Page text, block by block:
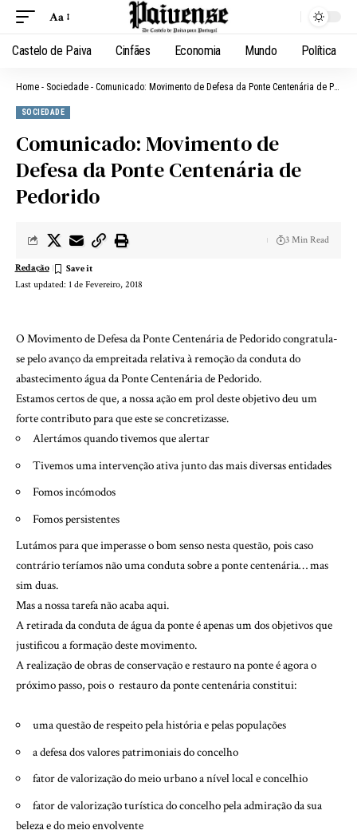
Aa
Castelo de Paiva Cinfães Economia Mundo Política
Home - Sociedade - Comunicado: Movimento de Defesa da Ponte Centenária de Pedorido
SOCIEDADE
Comunicado: Movimento de
Defesa da Ponte Centenária de
Pedorido
Last updated: 1 de Fevereiro, 2018
Redação
3 Min Read
O Movimento de Defesa da Ponte Centenária de Pedorido congratula-
se pelo avanço da empreitada relativa à remoção da conduta do
abastecimento água da Ponte Centenária de Pedorido.
Estamos certos de que, a nossa ação em prol deste objetivo deu um
forte contributo para que este se concretizasse.
Alertámos quando tivemos que alertar
Tivemos uma intervenção ativa junto das mais diversas entidades
Fomos incómodos
Fomos persistentes
Lutámos para que imperasse o bom senso nesta questão, pois caso
contrário teríamos não uma conduta sobre a ponte centenária… mas
sim duas.
Mas a nossa tarefa não acaba aqui.
A retirada da conduta de água da ponte é apenas um dos objetivos que
justificou a formação deste movimento.
A realização de obras de conservação e restauro na ponte é agora o
próximo passo, pois o restauro da ponte centenária constitui:
uma questão de respeito pela história e pelas populações
a defesa dos valores patrimoniais do concelho
fator de valorização do meio urbano a nível local e concelhio
fator de valorização turística do concelho pela admiração da sua
beleza e do meio envolvente